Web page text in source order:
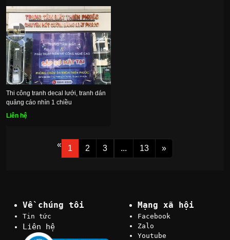
Thi công tranh decal lưới, tranh dán
quảng cáo nhìn 1 chiều
Liên hệ
« 1 2 3 ... 13 »
Về chúng tôi
Tin tức
Liên hệ
Mạng xã hội
Facebook
Zalo
Youtube